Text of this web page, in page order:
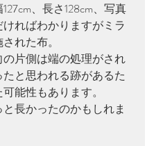
、長さ128cm、写真
ればわかりますがミラ
れた布。
片側は端の処理がされ
と思われる跡があるた
能性もあります。
長かったのかもしれま